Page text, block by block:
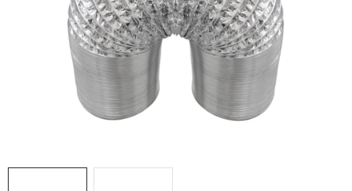
Geschäftsbewertung Kaufberatung AGB
Blog
Datenschutzerklärung Impressum